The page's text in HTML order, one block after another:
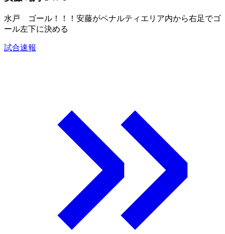
水戸 ゴール！！！安藤がペナルティエリア内から右足でゴ
ール左下に決める
試合速報